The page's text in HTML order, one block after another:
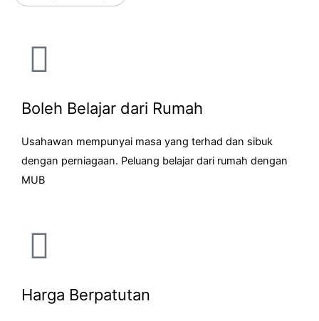
Boleh Belajar dari Rumah
Usahawan mempunyai masa yang terhad dan sibuk
dengan perniagaan. Peluang belajar dari rumah dengan
MUB
Harga Berpatutan